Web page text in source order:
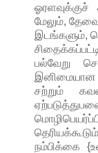
ஓரளவுக்குச்
மேலும்,
இடங்களும்,
பல்வேறு
இனிமையான
சற்றும்
நம்பிக்கை